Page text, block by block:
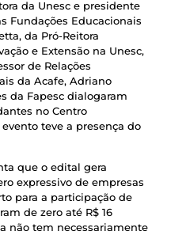
da Unesc e presidente
Fundações Educacionais
da Pró-Reitora
e Extensão na Unesc,
de Relações
da Acafe, Adriano
da Fapesc dialogaram
no Centro
teve a presença do
que o edital gera
expressivo de empresas
para a participação de
de zero até R$ 16
não tem necessariamente